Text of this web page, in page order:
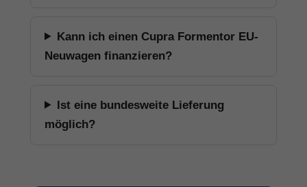
Kann ich einen Cupra Formentor EU-
Neuwagen finanzieren?
Ist eine bundesweite Lieferung
möglich?